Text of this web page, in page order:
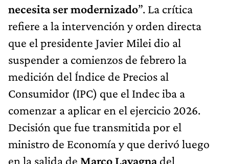
necesita ser modernizado”. La crítica
refiere a la intervención y orden directa
que el presidente Javier Milei dio al
suspender a comienzos de febrero la
medición del Índice de Precios al
Consumidor (IPC) que el Indec iba a
comenzar a aplicar en el ejercicio 2026.
Decisión que fue transmitida por el
ministro de Economía y que derivó luego
en la salida de Marco Lavagnadel